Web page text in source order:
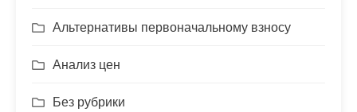
Альтернативы первоначальному взносу
Анализ цен
Без рубрики